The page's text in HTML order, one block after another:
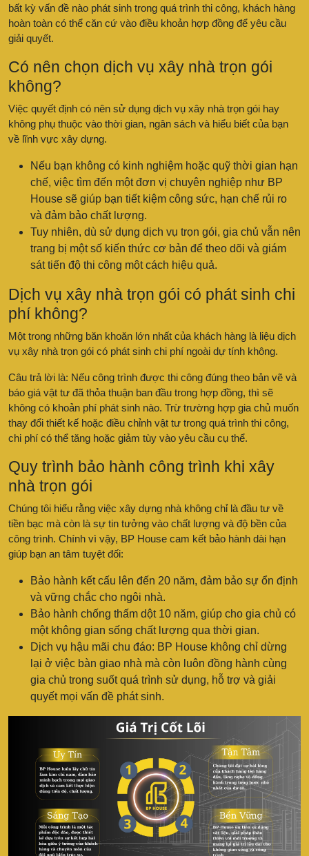
bất kỳ vấn đề nào phát sinh trong quá trình thi công, khách hàng
hoàn toàn có thể căn cứ vào điều khoản hợp đồng để yêu cầu
giải quyết.
Có nên chọn dịch vụ xây nhà trọn gói
không?
Việc quyết định có nên sử dụng dịch vụ xây nhà trọn gói hay
không phụ thuộc vào thời gian, ngân sách và hiểu biết của bạn
về lĩnh vực xây dựng.
Nếu bạn không có kinh nghiệm hoặc quỹ thời gian hạn
chế, việc tìm đến một đơn vị chuyên nghiệp như BP
House sẽ giúp bạn tiết kiệm công sức, hạn chế rủi ro
và đảm bảo chất lượng.
Tuy nhiên, dù sử dụng dịch vụ trọn gói, gia chủ vẫn nên
trang bị một số kiến thức cơ bản để theo dõi và giám
sát tiến độ thi công một cách hiệu quả.
Dịch vụ xây nhà trọn gói có phát sinh chi
phí không?
Một trong những băn khoăn lớn nhất của khách hàng là liệu dịch
vụ xây nhà trọn gói có phát sinh chi phí ngoài dự tính không.
Câu trả lời là: Nếu công trình được thi công đúng theo bản vẽ và
báo giá vật tư đã thỏa thuận ban đầu trong hợp đồng, thì sẽ
không có khoản phí phát sinh nào. Trừ trường hợp gia chủ muốn
thay đổi thiết kế hoặc điều chỉnh vật tư trong quá trình thi công,
chi phí có thể tăng hoặc giảm tùy vào yêu cầu cụ thể.
Quy trình bảo hành công trình khi xây
nhà trọn gói
Chúng tôi hiểu rằng việc xây dựng nhà không chỉ là đầu tư về
tiền bạc mà còn là sự tin tưởng vào chất lượng và độ bền của
công trình. Chính vì vậy, BP House cam kết bảo hành dài hạn
giúp bạn an tâm tuyệt đối:
Bảo hành kết cấu lên đến 20 năm, đảm bảo sự ổn định
và vững chắc cho ngôi nhà.
Bảo hành chống thấm dột 10 năm, giúp cho gia chủ có
một không gian sống chất lượng qua thời gian.
Dịch vụ hậu mãi chu đáo: BP House không chỉ dừng
lại ở việc bàn giao nhà mà còn luôn đồng hành cùng
gia chủ trong suốt quá trình sử dụng, hỗ trợ và giải
quyết mọi vấn đề phát sinh.